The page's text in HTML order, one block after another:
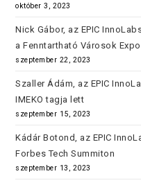
október 3, 2023
Nick Gábor, az EPIC
a Fenntartható Városok
szeptember 22, 2023
Szaller Ádám, az EPIC
IMEKO tagja lett
szeptember 15, 2023
Kádár Botond, az EPIC
Forbes Tech Summiton
szeptember 13, 2023